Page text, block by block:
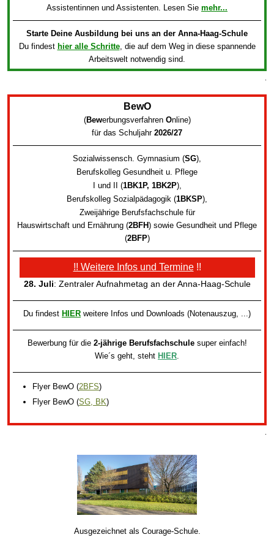
Assistentinnen und Assistenten. Lesen Sie mehr...
Starte Deine Ausbildung bei uns an der Anna-Haag-Schule
Du findest hier alle Schritte, die auf dem Weg in diese spannende
Arbeitswelt notwendig sind.
BewO
(Bewerbungsverfahren Online)
für das Schuljahr 2026/27
Sozialwissensch. Gymnasium (SG)
Berufskolleg Gesundheit u. Pflege
I und II (1BK1P, 1BK2P),
Berufskolleg Sozialpädagogik (1BKSP)
Zweijährige Berufsfachschule für
Hauswirtschaft und Ernährung (2BFH) sowie Gesundheit und Pflege
(2BFP)
!! Weitere Infos und Termine!!
28. Juli: Zentraler Aufnahmetag an der Anna-Haag-Schule
Du findest HIER weitere Infos und Downloads (Notenauszug, ...)
Bewerbung für die 2-jährige Berufsfachschulesuper einfach!
Wie´s geht, steht HIER
Flyer BewO (2BFS)
Flyer BewO (SG, BK)
Ausgezeichnet als Courage-Schule.